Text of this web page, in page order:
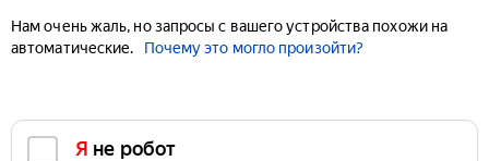
Нам очень жаль, но запросы с вашего устройства похожи на
автоматические.
Почему это могло произойти?
Я не робот